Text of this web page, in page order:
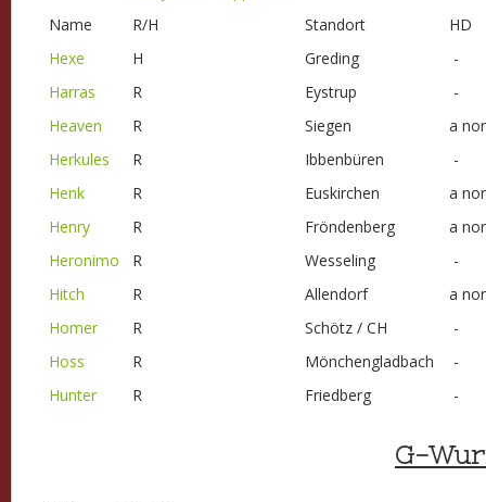
Name
R/H Standort
HD
Hexe
H Greding
-
Harras
R Eystrup
-
Heaven
R Siegen
a
Herkules
R Ibbenbüren
-
Henk
R Euskirchen
a
Henry
R Fröndenberg
a
Heronimo
R Wesseling
-
Hitch
R Allendorf
a
Homer
R Schötz / CH
-
Hoss
R Mönchengladbach
-
Hunter
R Friedberg -
G-